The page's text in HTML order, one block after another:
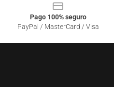
Pago 100% seguro
PayPal / MasterCard / Visa